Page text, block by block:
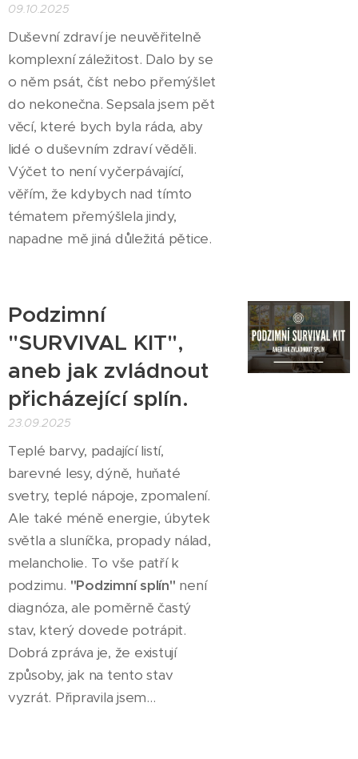
09.10.2025
Duševní zdraví je neuvěřitelně
komplexní záležitost. Dalo by se
o něm psát, číst nebo přemýšlet
do nekonečna. Sepsala jsem pět
věcí, které bych byla ráda, aby
lidé o duševním zdraví věděli.
Výčet to není vyčerpávající,
věřím, že kdybych nad tímto
tématem přemýšlela jindy,
napadne mě jiná důležitá pětice.
Podzimní
"SURVIVAL KIT",
aneb jak zvládnout
přicházející splín.
23.09.2025
Teplé barvy, padající listí,
barevné lesy, dýně, huňaté
svetry, teplé nápoje, zpomalení.
Ale také méně energie, úbytek
světla a sluníčka, propady nálad,
melancholie. To vše patří k
podzimu. "Podzimní splín" není
diagnóza, ale poměrně častý
stav, který dovede potrápit.
Dobrá zpráva je, že existují
způsoby, jak na tento stav
vyzrát. Připravila jsem...